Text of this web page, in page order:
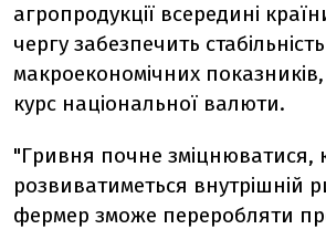
агропродукції всередині
чергу забезпечить стабільність
макроекономічних
курс національної валюти.
"Гривня почне зміцнюватися,
розвиватиметься внутрішній
фермер зможе переробляти